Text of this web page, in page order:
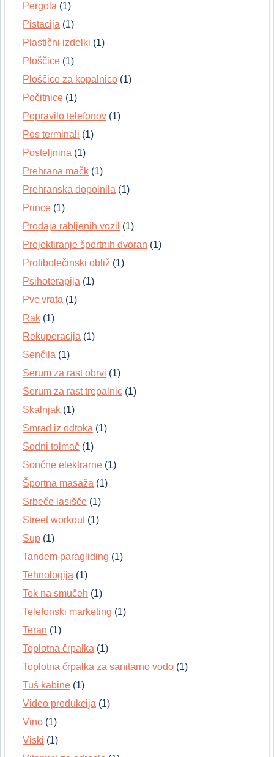
Pergola (1)
Pistacija (1)
Plastični izdelki (1)
Ploščice (1)
Ploščice za kopalnico (1)
Počitnice (1)
Popravilo telefonov (1)
Pos terminali (1)
Posteljnina (1)
Prehrana mačk (1)
Prehranska dopolnila (1)
Prince (1)
Prodaja rabljenih vozil (1)
Projektiranje športnih dvoran (1)
Protibolečinski obliž (1)
Psihoterapija (1)
Pvc vrata (1)
Rak (1)
Rekuperacija (1)
Senčila (1)
Serum za rast obrvi (1)
Serum za rast trepalnic (1)
Skalnjak (1)
Smrad iz odtoka (1)
Sodni tolmač (1)
Sončne elektrarne (1)
Športna masaža (1)
Srbeče lasišče (1)
Street workout(1)
Sup (1)
Tandem paragliding (1)
Tehnologija (1)
Tek na smučeh (1)
Telefonski marketing (1)
Teran (1)
Toplotna črpalka (1)
Toplotna črpalka za sanitarno vodo (1)
Tuš kabine (1)
Video produkcija (1)
Vino (1)
Viski (1)